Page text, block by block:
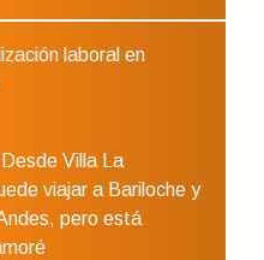
laboral en
Villa La
viajar a Bariloche y
pero está